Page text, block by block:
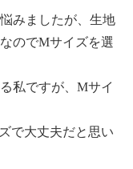
みましたが、生地
のでMサイズを選
私ですが、Mサイ
で大丈夫だと思い